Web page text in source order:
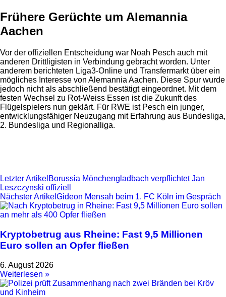
Frühere Gerüchte um Alemannia
Aachen
Vor der offiziellen Entscheidung war Noah Pesch auch mit
anderen Drittligisten in Verbindung gebracht worden. Unter
anderem berichteten Liga3-Online und Transfermarkt über ein
mögliches Interesse von Alemannia Aachen. Diese Spur wurde
jedoch nicht als abschließend bestätigt eingeordnet. Mit dem
festen Wechsel zu Rot-Weiss Essen ist die Zukunft des
Flügelspielers nun geklärt. Für RWE ist Pesch ein junger,
entwicklungsfähiger Neuzugang mit Erfahrung aus Bundesliga,
2. Bundesliga und Regionalliga.
Letzter Artikel Borussia Mönchengladbach verpflichtet Jan
Leszczynski offiziell
Nächster Artikel Gideon Mensah beim 1. FC Köln im Gespräch
Kryptobetrug aus Rheine: Fast 9,5 Millionen
Euro sollen an Opfer fließen
6. August 2026
Weiterlesen »